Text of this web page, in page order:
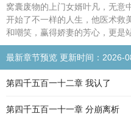
窝囊废物的上门女婿叶凡，无意
开始了不一样的人生，他医术救
和嘲笑，赢得娇妻的芳心，更是
最新章节预览 更新时间：2026-
第四千五百一十二章 我认了
第四千五百一十一章 分崩离析